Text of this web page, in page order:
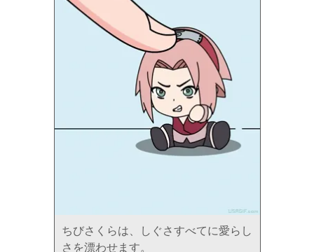
ちびさくらは、しぐさすべてに愛らし
さを漂わせます。